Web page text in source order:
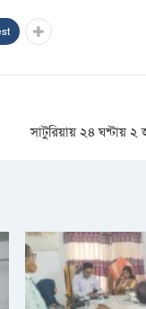
সাটুরিয়ায় ২৪ ঘন্টায়